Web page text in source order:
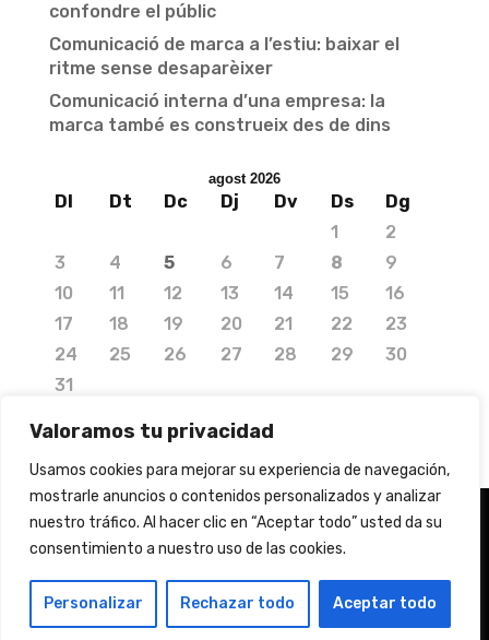
Valoramos tu privacidad
Usamos cookies para mejorar su experiencia de navegación,
mostrarle anuncios o contenidos personalizados y analizar
nuestro tráfico. Al hacer clic en “Aceptar todo” usted da su
consentimiento a nuestro uso de las cookies.
Personalizar Rechazar todo Aceptar todo
confondre el públic
Comunicació de marca a l’estiu: baixar el
ritme sense desaparèixer
Comunicació interna d’una empresa: la
marca també es construeix des de dins
agost 2026
Dl Dt Dc Dj Dv Ds
Dg
1
2
3
4 5 6 7 8
9
10
11 12 13 14 15
16
17
18 19 20 21 22
23
24
25 26 27 28 29
30
31
© 2020 Copyright by Media Needs.
| Tots els drets reservats |Nota legal|Info
addicional